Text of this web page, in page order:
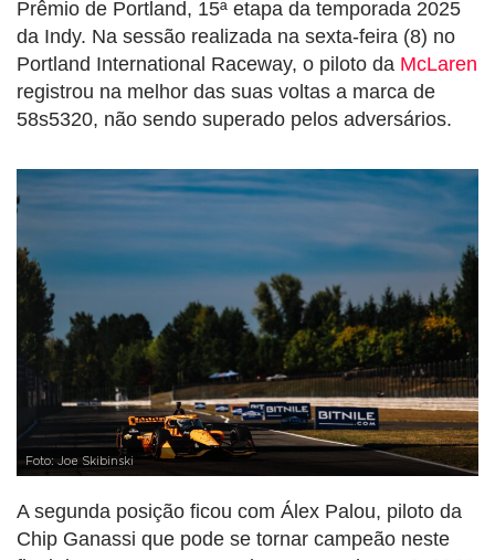
Prêmio de Portland, 15ª etapa da temporada 2025
da Indy. Na sessão realizada na sexta-feira (8) no
Portland International Raceway, o piloto da McLaren
registrou na melhor das suas voltas a marca de
58s5320, não sendo superado pelos adversários.
Foto: Joe Skibinski
A segunda posição ficou com Álex Palou, piloto da
Chip Ganassi que pode se tornar campeão neste